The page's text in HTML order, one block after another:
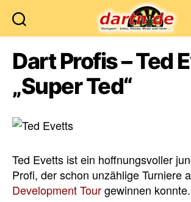
Dart Profis – Ted
„Super Ted“
Ted Evetts ist ein hoffnungsvoller
Profi, der schon unzählige Turniere
Development Tourgewinnen